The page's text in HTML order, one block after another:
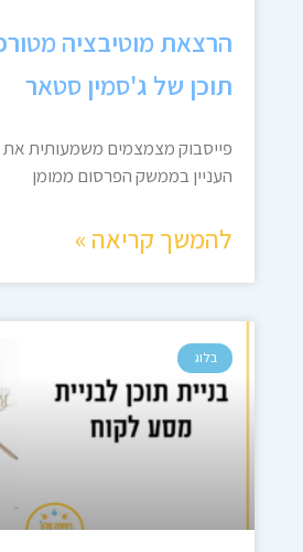
הרצאת מוטיבציה
תוכן של ג'סמין סטאר
פייסבוק מצמצמים משמעותית את
העניין בממשק הפרסום ממומן
להמשך קריאה »
בלוג